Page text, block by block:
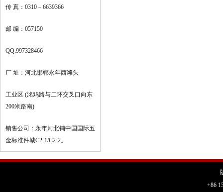
传 真：0310－6639366
邮 编：057150
QQ:997328466
厂 址：河北邯郸永年西滩头
工业区 (洺鸡路与二环交叉口向东
200米路南)
销售公司：永年河北铺中国国际五
金标准件城C2-1/C2-2。
+86